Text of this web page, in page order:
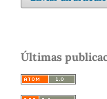
Últimas